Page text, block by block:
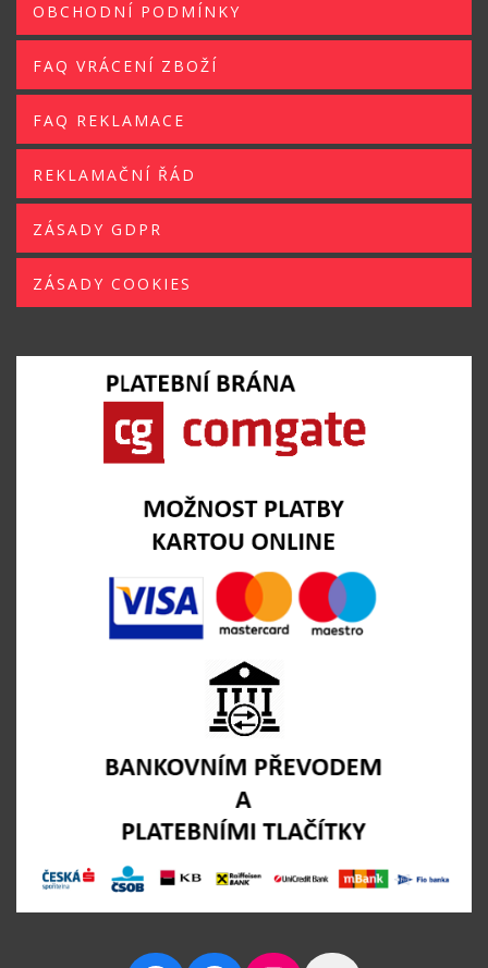
OBCHODNÍ PODMÍNKY
FAQ VRÁCENÍ ZBOŽÍ
FAQ REKLAMACE
REKLAMAČNÍ ŘÁD
ZÁSADY GDPR
ZÁSADY COOKIES